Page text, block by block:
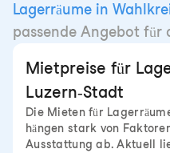
Lagerräume in
passende Angebot für
Mietpreise für
Luzern-Stadt
Die Mieten für
hängen stark von
Ausstattung ab. Aktuell